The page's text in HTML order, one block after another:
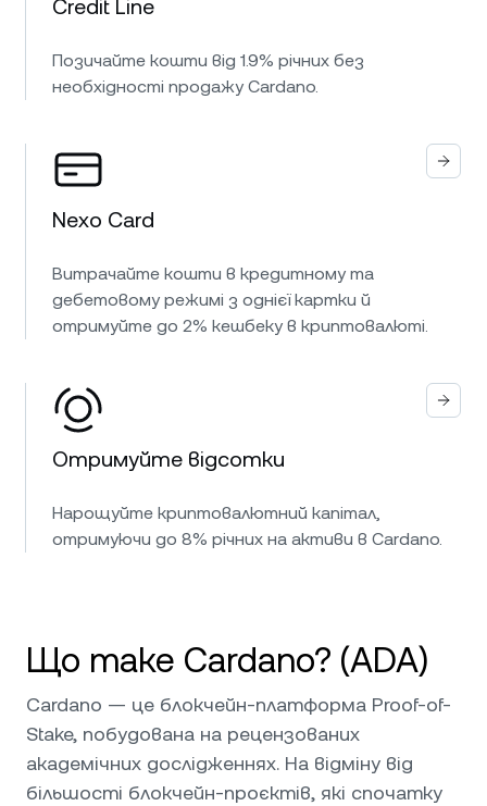
Credit Line
Позичайте кошти від 1.9% річних без
необхідності продажу Cardano.
Nexo Card
Витрачайте кошти в кредитному та
дебетовому режимі з однієї картки й
отримуйте до 2% кешбеку в криптовалюті.
Отримуйте відсотки
Нарощуйте криптовалютний капітал,
отримуючи до 8% річних на активи в Cardano.
Що таке Cardano? (ADA)
Cardano — це блокчейн-платформа Proof-of-
Stake, побудована на рецензованих
академічних дослідженнях. На відміну від
більшості блокчейн-проєктів, які спочатку